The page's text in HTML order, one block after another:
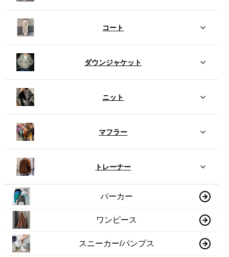
コート
ダウンジャケット
ニット
マフラー
トレーナー
パーカー
ワンピース
スニーカー/パンプス